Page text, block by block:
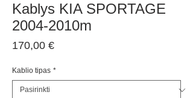
Kablys KIA SPORTAGE
2004-2010m
170,00 €Price
Kablio tipas *